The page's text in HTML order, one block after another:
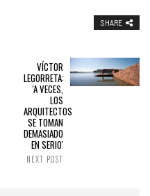
SHARE
VÍCTOR
LEGORRETA:
'A VECES,
LOS
ARQUITECTOS
SE TOMAN
DEMASIADO
EN SERIO'
NEXT POST